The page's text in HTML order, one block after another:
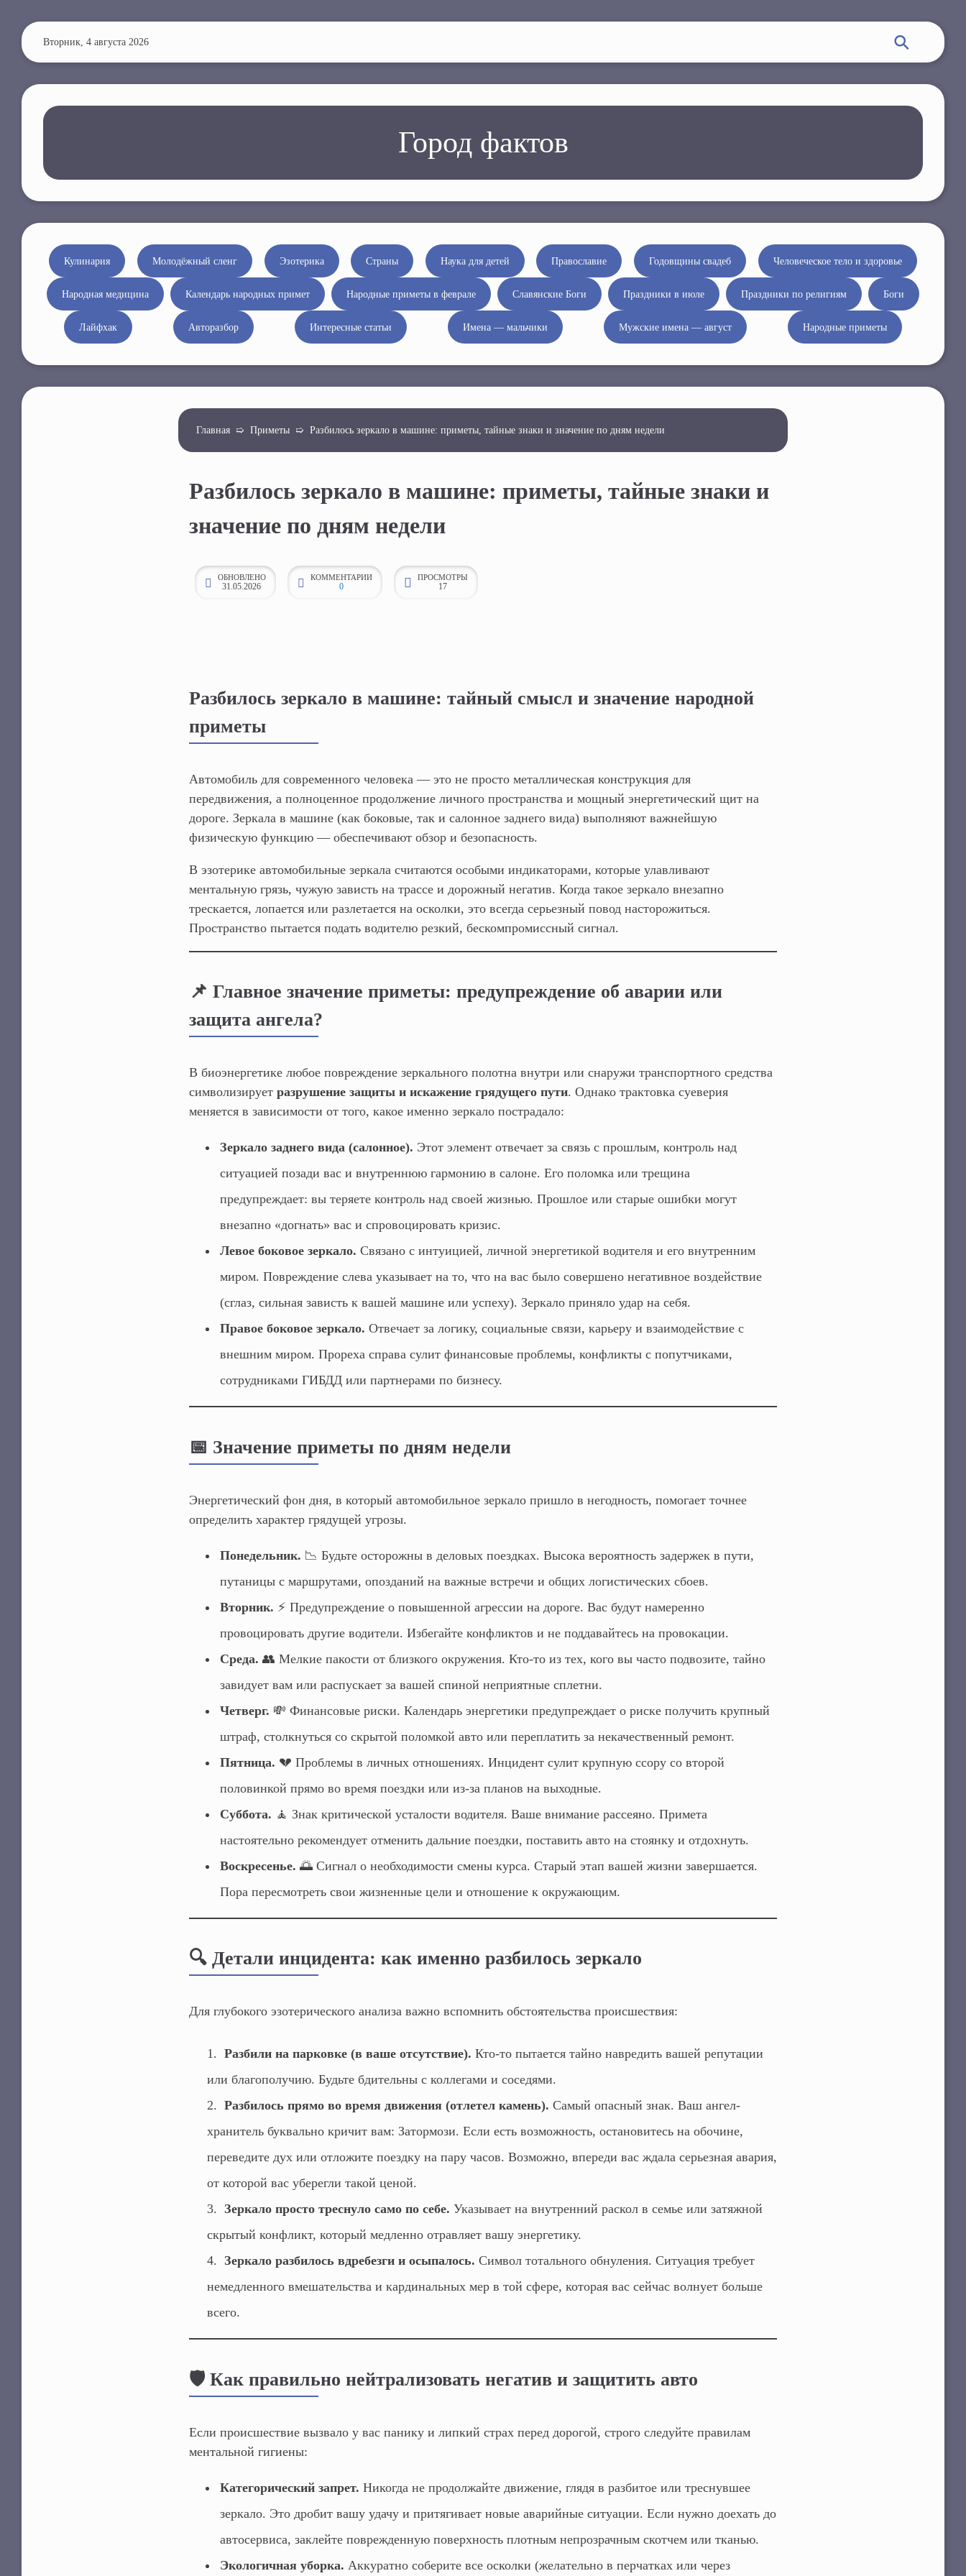
е
р
й
т
с
в
о
т
Вторник, 4 августа 2026
Город фактов
Кулинария Молодёжный сленг Эзотерика Страны Наука для детей Православие Годовщины свадеб Человеческое тело и здоровье
Народная медицина Календарь народных примет Народные приметы в феврале Славянские Боги Праздники в июле Праздники по религиям Боги
Лайфхак Авторазбор Интересные статьи Имена — мальчики Мужские имена — август Народные приметы
Главная➯ Приметы➯ Разбилось зеркало в машине: приметы, тайные знаки и значение по дням недели
Разбилось зеркало в машине: приметы, тайные знаки и
значение по дням недели
ОБНОВЛЕНО
31.05.2026
КОММЕНТАРИИ
0
ПРОСМОТРЫ
17
Разбилось зеркало в машине: тайный смысл и значение народной
приметы
Автомобиль для современного человека — это не просто металлическая конструкция для
передвижения, а полноценное продолжение личного пространства и мощный энергетический щит на
дороге. Зеркала в машине (как боковые, так и салонное заднего вида) выполняют важнейшую
физическую функцию — обеспечивают обзор и безопасность.
В эзотерике автомобильные зеркала считаются особыми индикаторами, которые улавливают
ментальную грязь, чужую зависть на трассе и дорожный негатив. Когда такое зеркало внезапно
трескается, лопается или разлетается на осколки, это всегда серьезный повод насторожиться.
Пространство пытается подать водителю резкий, бескомпромиссный сигнал.
📌 Главное значение приметы: предупреждение об аварии или
защита ангела?
В биоэнергетике любое повреждение зеркального полотна внутри или снаружи транспортного средства
символизирует разрушение защиты и искажение грядущего пути. Однако трактовка суеверия
меняется в зависимости от того, какое именно зеркало пострадало:
Зеркало заднего вида (салонное). Этот элемент отвечает за связь с прошлым, контроль над
ситуацией позади вас и внутреннюю гармонию в салоне. Его поломка или трещина
предупреждает: вы теряете контроль над своей жизнью. Прошлое или старые ошибки могут
внезапно «догнать» вас и спровоцировать кризис.
Левое боковое зеркало. Связано с интуицией, личной энергетикой водителя и его внутренним
миром. Повреждение слева указывает на то, что на вас было совершено негативное воздействие
(сглаз, сильная зависть к вашей машине или успеху). Зеркало приняло удар на себя.
Правое боковое зеркало. Отвечает за логику, социальные связи, карьеру и взаимодействие с
внешним миром. Прореха справа сулит финансовые проблемы, конфликты с попутчиками,
сотрудниками ГИБДД или партнерами по бизнесу.
📅 Значение приметы по дням недели
Энергетический фон дня, в который автомобильное зеркало пришло в негодность, помогает точнее
определить характер грядущей угрозы.
Понедельник. 📉 Будьте осторожны в деловых поездках. Высока вероятность задержек в пути,
путаницы с маршрутами, опозданий на важные встречи и общих логистических сбоев.
Вторник. ⚡ Предупреждение о повышенной агрессии на дороге. Вас будут намеренно
провоцировать другие водители. Избегайте конфликтов и не поддавайтесь на провокации.
Среда. 👥 Мелкие пакости от близкого окружения. Кто-то из тех, кого вы часто подвозите, тайно
завидует вам или распускает за вашей спиной неприятные сплетни.
Четверг. 💸 Финансовые риски. Календарь энергетики предупреждает о риске получить крупный
штраф, столкнуться со скрытой поломкой авто или переплатить за некачественный ремонт.
Пятница. 💔 Проблемы в личных отношениях. Инцидент сулит крупную ссору со второй
половинкой прямо во время поездки или из-за планов на выходные.
Суббота. 🧘 Знак критической усталости водителя. Ваше внимание рассеяно. Примета
настоятельно рекомендует отменить дальние поездки, поставить авто на стоянку и отдохнуть.
Воскресенье. 🌅 Сигнал о необходимости смены курса. Старый этап вашей жизни завершается.
Пора пересмотреть свои жизненные цели и отношение к окружающим.
🔍 Детали инцидента: как именно разбилось зеркало
Для глубокого эзотерического анализа важно вспомнить обстоятельства происшествия:
Разбили на парковке (в ваше отсутствие). Кто-то пытается тайно навредить вашей репутации
или благополучию. Будьте бдительны с коллегами и соседями.
Разбилось прямо во время движения (отлетел камень). Самый опасный знак. Ваш ангел-
хранитель буквально кричит вам: Затормози. Если есть возможность, остановитесь на обочине,
переведите дух или отложите поездку на пару часов. Возможно, впереди вас ждала серьезная авария,
от которой вас уберегли такой ценой.
Зеркало просто треснуло само по себе. Указывает на внутренний раскол в семье или затяжной
скрытый конфликт, который медленно отравляет вашу энергетику.
Зеркало разбилось вдребезги и осыпалось. Символ тотального обнуления. Ситуация требует
немедленного вмешательства и кардинальных мер в той сфере, которая вас сейчас волнует больше
всего.
🛡️ Как правильно нейтрализовать негатив и защитить авто
Если происшествие вызвало у вас панику и липкий страх перед дорогой, строго следуйте правилам
ментальной гигиены:
Категорический запрет. Никогда не продолжайте движение, глядя в разбитое или треснувшее
зеркало. Это дробит вашу удачу и притягивает новые аварийные ситуации. Если нужно доехать до
автосервиса, заклейте поврежденную поверхность плотным непрозрачным скотчем или тканью.
Экологичная уборка. Аккуратно соберите все осколки (желательно в перчатках или через